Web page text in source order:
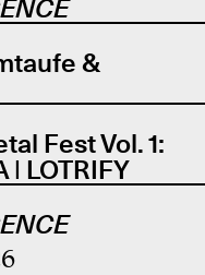
&
Fest Vol. 1:
| LOTRIFY